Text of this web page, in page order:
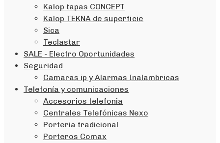
Kalop tapas CONCEPT
Kalop TEKNA de superficie
Sica
Teclastar
SALE - Electro Oportunidades
Seguridad
Camaras ip y Alarmas Inalambricas
Telefonía y comunicaciones
Accesorios telefonia
Centrales Telefónicas Nexo
Porteria tradicional
Porteros Comax